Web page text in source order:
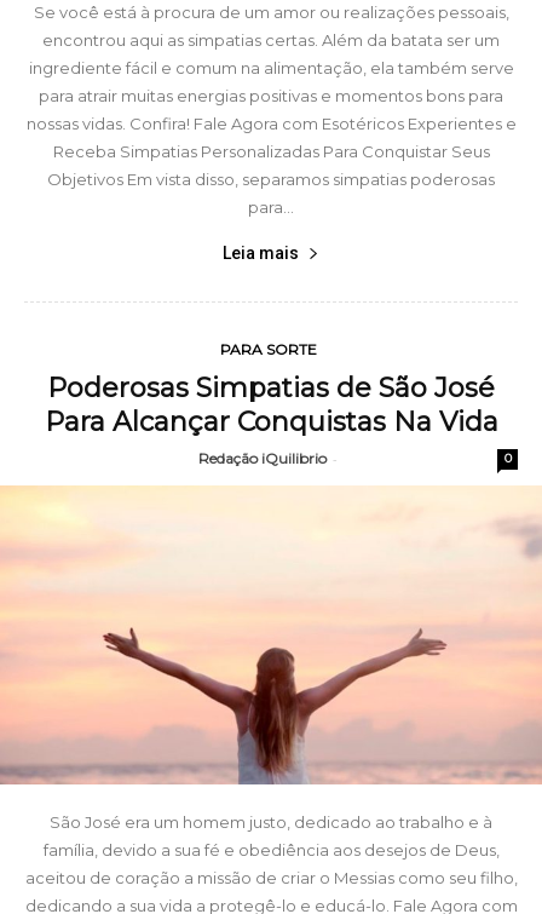
Se você está à procura de um amor ou realizações pessoais,
encontrou aqui as simpatias certas. Além da batata ser um
ingrediente fácil e comum na alimentação, ela também serve
para atrair muitas energias positivas e momentos bons para
nossas vidas. Confira! Fale Agora com Esotéricos Experientes e
Receba Simpatias Personalizadas Para Conquistar Seus
Objetivos Em vista disso, separamos simpatias poderosas
para...
Leia mais
PARA SORTE
Poderosas Simpatias de São José
Para Alcançar Conquistas Na Vida
Redação iQuilibrio - 0
São José era um homem justo, dedicado ao trabalho e à
família, devido a sua fé e obediência aos desejos de Deus,
aceitou de coração a missão de criar o Messias como seu filho,
dedicando a sua vida a protegê-lo e educá-lo. Fale Agora com